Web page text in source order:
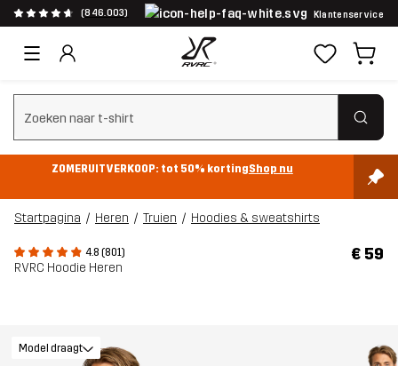
(846.003) Klantenservice
Zoeken wissen
ZOMERUITVERKOOP: tot 50% kortingShop nu
Startpagina Heren Truien Hoodies & sweatshirts
4.8 (801)
RVRC Hoodie Heren
€ 59
Model draagt